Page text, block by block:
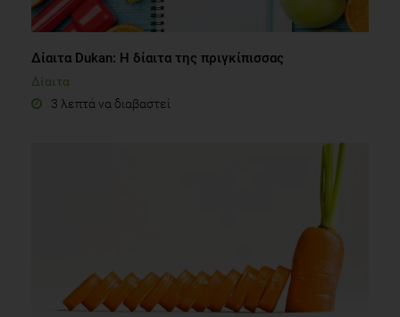
Δίαιτα Dukan: H δίαιτα της πριγκίπισσας
Δίαιτα
3 λεπτά να διαβαστεί